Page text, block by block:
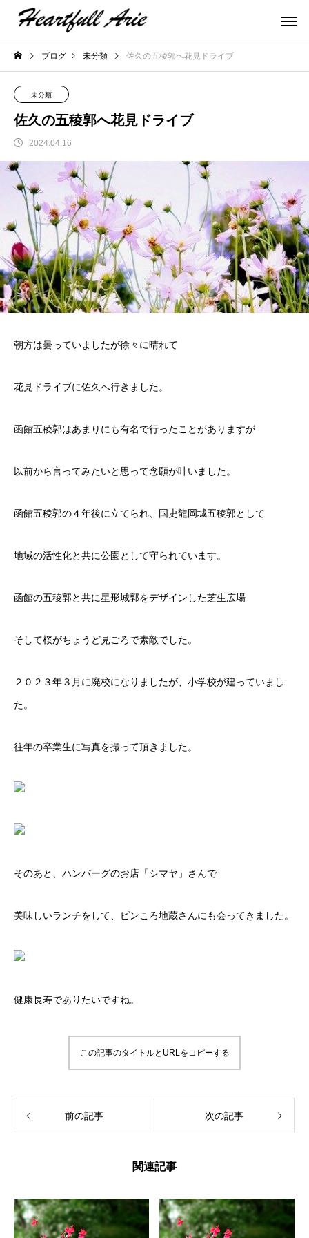
ブログ 未分類 佐久の五稜郭へ花見ドライブ
未分類
佐久の五稜郭へ花見ドライブ
2024.04.16
朝方は曇っていましたが徐々に晴れて
花見ドライブに佐久へ行きました。
函館五稜郭はあまりにも有名で行ったことがありますが
以前から言ってみたいと思って念願が叶いました。
函館五稜郭の４年後に立てられ、国史龍岡城五稜郭として
地域の活性化と共に公園として守られています。
函館の五稜郭と共に星形城郭をデザインした芝生広場
そして桜がちょうど見ごろで素敵でした。
２０２３年３月に廃校になりましたが、小学校が建っていまし
た。
往年の卒業生に写真を撮って頂きました。
そのあと、ハンバーグのお店「シマヤ」さんで
美味しいランチをして、ピンころ地蔵さんにも会ってきました。
健康長寿でありたいですね。
この記事のタイトルとURLをコピーする
前の記事 次の記事
関連記事